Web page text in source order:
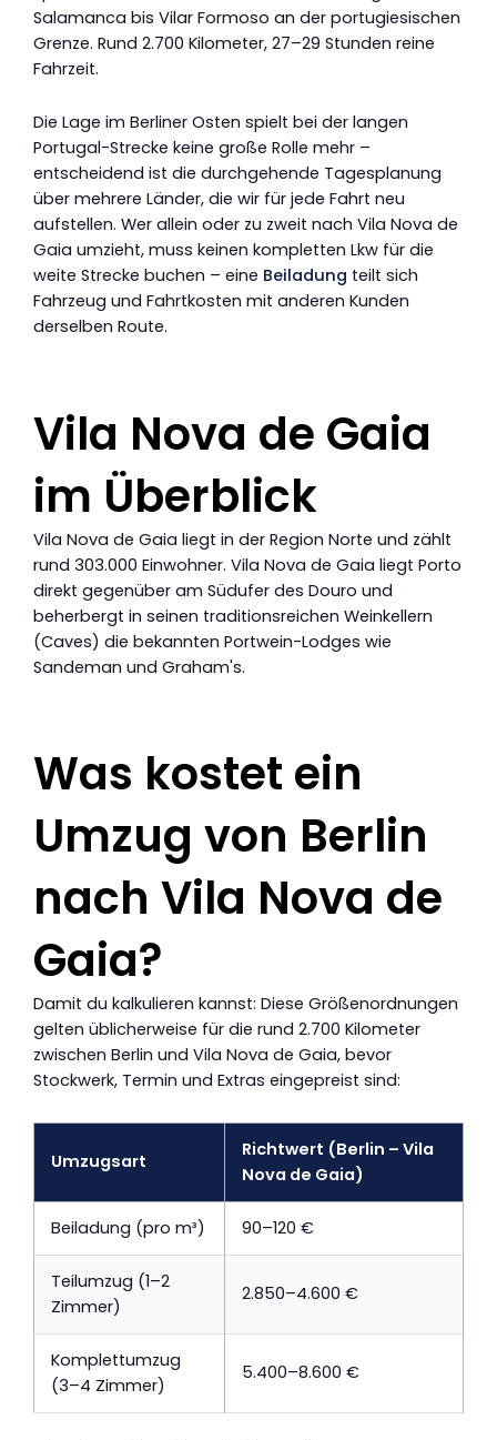
Salamanca bis Vilar Formoso an der portugiesischen
Grenze. Rund 2.700 Kilometer, 27–29 Stunden reine
Fahrzeit.
Die Lage im Berliner Osten spielt bei der langen
Portugal-Strecke keine große Rolle mehr –
entscheidend ist die durchgehende Tagesplanung
über mehrere Länder, die wir für jede Fahrt neu
aufstellen. Wer allein oder zu zweit nach Vila Nova de
Gaia umzieht, muss keinen kompletten Lkw für die
weite Strecke buchen – eine Beiladung teilt sich
Fahrzeug und Fahrtkosten mit anderen Kunden
derselben Route.
Vila Nova de Gaia
im Überblick
Vila Nova de Gaia liegt in der Region Norte und zählt
rund 303.000 Einwohner. Vila Nova de Gaia liegt Porto
direkt gegenüber am Südufer des Douro und
beherbergt in seinen traditionsreichen Weinkellern
(Caves) die bekannten Portwein-Lodges wie
Sandeman und Graham's.
Was kostet ein
Umzug von Berlin
nach Vila Nova de
Gaia?
Damit du kalkulieren kannst: Diese Größenordnungen
gelten üblicherweise für die rund 2.700 Kilometer
zwischen Berlin und Vila Nova de Gaia, bevor
Stockwerk, Termin und Extras eingepreist sind:
Umzugsart
Richtwert (Berlin – Vila
Nova de Gaia)
Beiladung (pro m³) 90–120 €
Teilumzug (1–2
Zimmer)
2.850–4.600 €
Komplettumzug
(3–4 Zimmer)
5.400–8.600 €